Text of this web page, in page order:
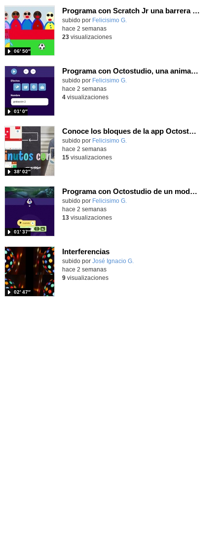
Programa con Scratch Jr una barrera que se desplaza para dar sensación de movimiento
Contenido educativo.
subido por Felicisimo G.
06′ 50″
hace 2 semanas
23visualizaciones
Programa con Octostudio, una animación utilizando la cámara para una foto y audio y texto para comunicar.
Contenido educativo.
subido por Felicisimo G.
01′ 0″
hace 2 semanas
4visualizaciones
Conoce los bloques de la app Octostudio, gratuito, offline y para tu tablet y móvil - Contenido educativo
Contenido educativo.
subido por Felicisimo G.
38′ 02″
hace 2 semanas
15visualizaciones
Programa con Octostudio de un modo sencillo, offline y gratuito
Contenido educativo.
subido por Felicisimo G.
01′ 37″
hace 2 semanas
13visualizaciones
Interferencias
Contenido educativo.
subido por José Ignacio G.
02′ 47″
hace 2 semanas
9visualizaciones